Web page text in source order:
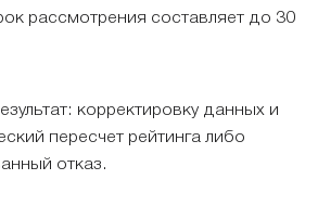
рассмотрения составляет до 30
корректировку данных и
пересчет рейтинга либо
отказ.